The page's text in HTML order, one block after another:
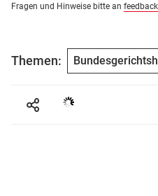
Fragen und Hinweise bitte an
Themen: